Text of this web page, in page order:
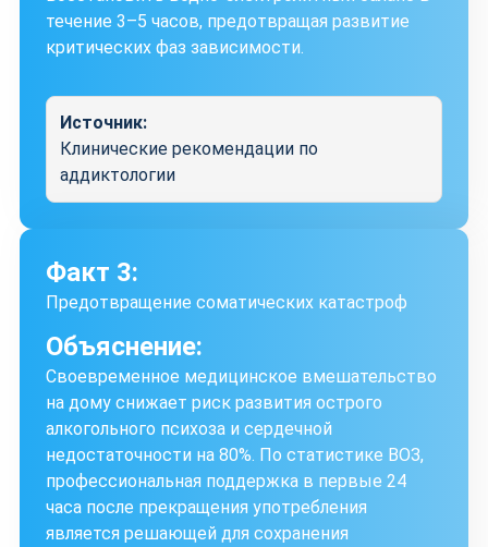
течение 3–5 часов, предотвращая развитие
критических фаз зависимости.
Источник:
Клинические рекомендации по
аддиктологии
Факт 3:
Предотвращение соматических катастроф
Объяснение:
Своевременное медицинское вмешательство
на дому снижает риск развития острого
алкогольного психоза и сердечной
недостаточности на 80%. По статистике ВОЗ,
профессиональная поддержка в первые 24
часа после прекращения употребления
является решающей для сохранения